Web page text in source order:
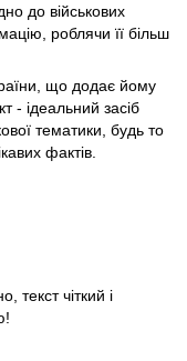
до військових
роблячи її більш
що додає йому
- ідеальний засіб
тематики, будь то
фактів.
текст чіткий і